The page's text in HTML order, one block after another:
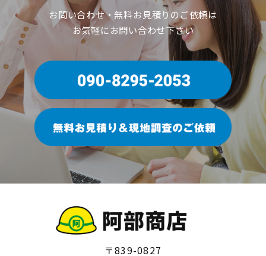
お問い合わせ・無料お見積りのご依頼は
お気軽にお問い合わせ下さい
〒839-0827